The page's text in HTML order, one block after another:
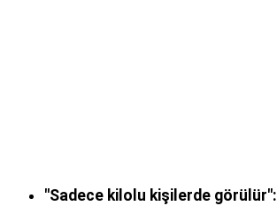
"Sadece kilolu kişilerde görülür":